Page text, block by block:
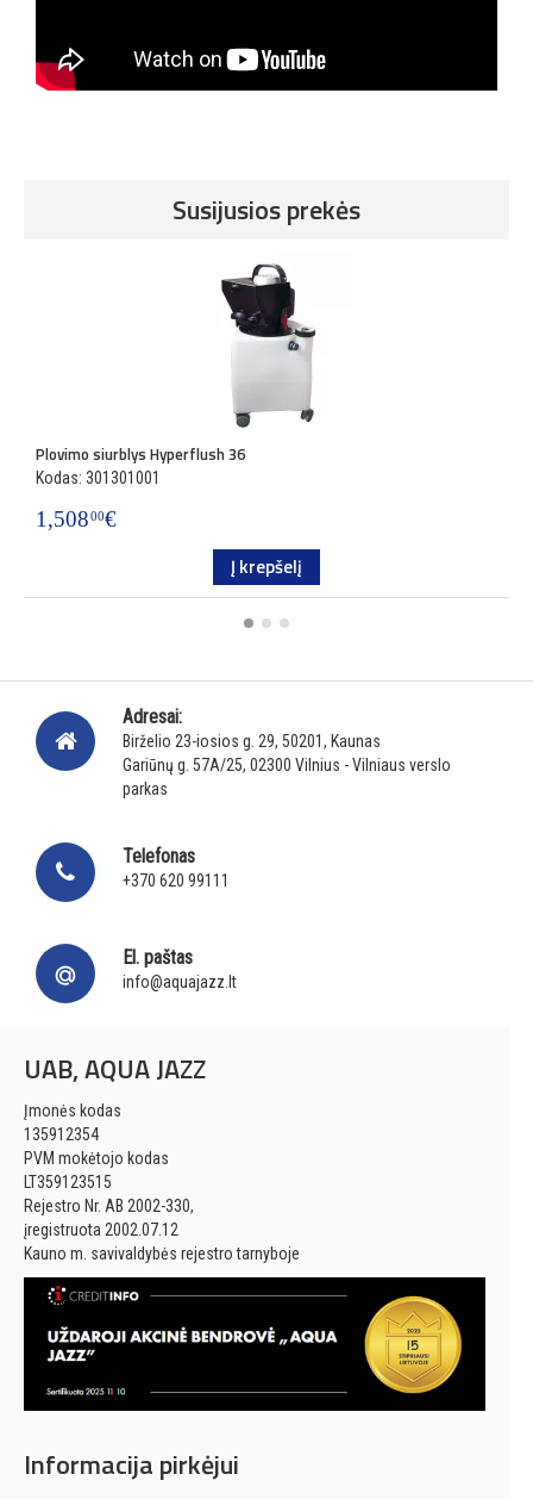
Susijusios prekės
Plovimo siurblys Hyperflush 36
Kodas: 301301001
1,50800€
Į krepšelį
Adresai:
Birželio 23-iosios g. 29, 50201, Kaunas
Gariūnų g. 57A/25, 02300 Vilnius - Vilniaus verslo
parkas
Telefonas
+370 620 99111
El. paštas
info@aquajazz.lt
UAB, AQUA JAZZ
Įmonės kodas
135912354
PVM mokėtojo kodas
LT359123515
Rejestro Nr. AB 2002-330,
įregistruota 2002.07.12
Kauno m. savivaldybės rejestro tarnyboje
Informacija pirkėjui